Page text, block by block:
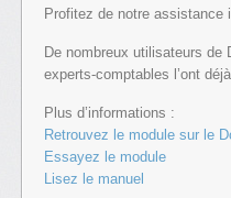
Profitez de notre assistance
De nombreux utilisateurs de
experts-comptables l’ont
Plus d’informations :
Retrouvez le module sur le
Essayez le module
Lisez le manuel